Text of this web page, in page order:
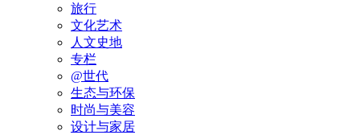
旅行
文化艺术
人文史地
专栏
@世代
生态与环保
时尚与美容
设计与家居